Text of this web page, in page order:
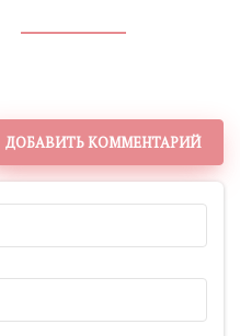
ДОБАВИТЬ КОММЕНТАРИЙ